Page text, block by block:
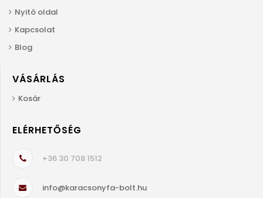
Nyitó oldal
Kapcsolat
Blog
VÁSÁRLÁS
Kosár
ELÉRHETŐSÉG
+36 30 708 1512
info@karacsonyfa-bolt.hu